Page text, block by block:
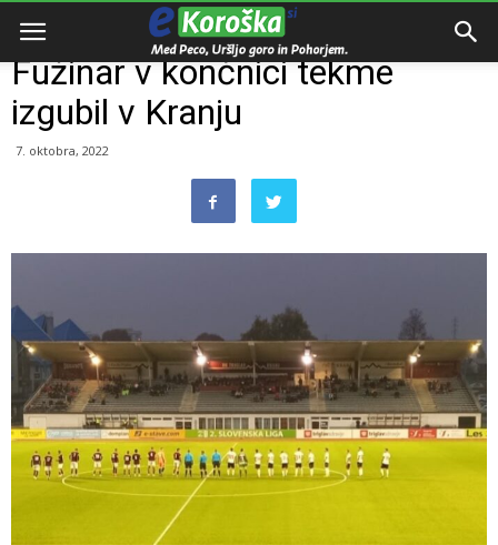
Domov
Fužinar v končnici tekme
izgubil v Kranju
7. oktobra, 2022